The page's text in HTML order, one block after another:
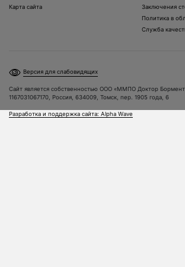
Карта сайта
Заключения
Политика в
Служба
Версия для слабовидящих
Сайт является собственностью ООО «ММПО Доктор
1167031067170, Россия, 634009, Томск, пер. 1905 года, 6
Разработка и поддержка сайта: Alpha Wave